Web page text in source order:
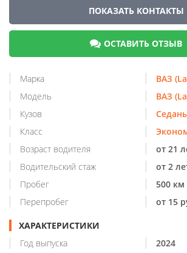
ПОКАЗАТЬ КОНТАКТЫ
ОСТАВИТЬ ОТЗЫВ
Марка
ВАЗ
Модель
ВАЗ
Кузов
Класс
Возраст водителя
от 21
Водительский стаж
от 2
Пробег
500 км
Перепробег
от 15
ХАРАКТЕРИСТИКИ
Год выпуска
2024